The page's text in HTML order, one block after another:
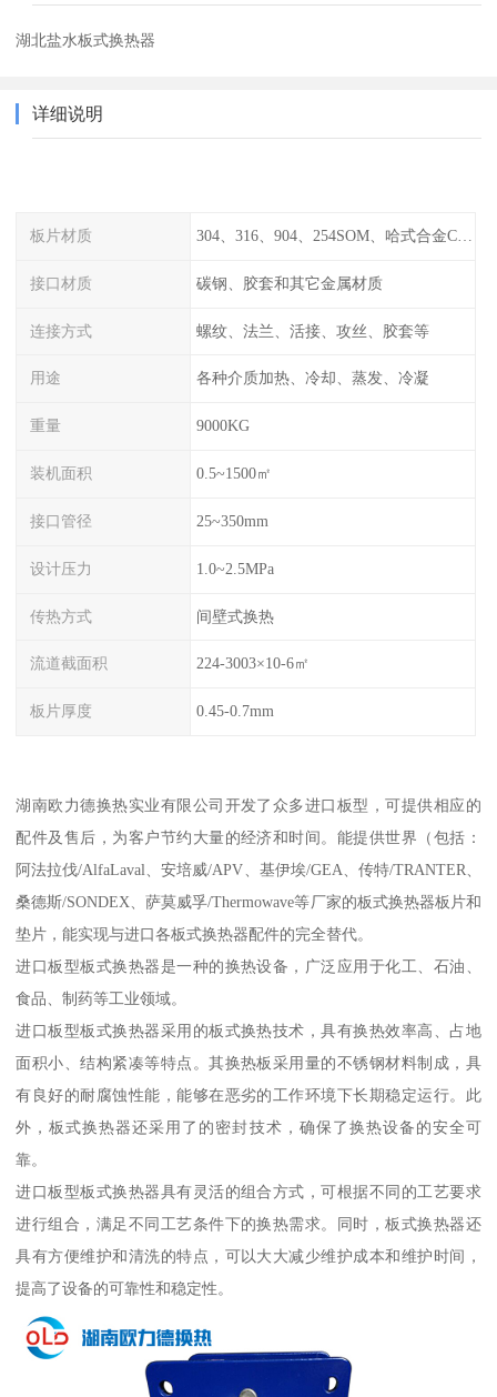
湖北盐水板式换热器
详细说明
板片材质 304、316、904、254SOM、哈式合金C-276、TA1等
接口材质 碳钢、胶套和其它金属材质
连接方式 螺纹、法兰、活接、攻丝、胶套等
用途 各种介质加热、冷却、蒸发、冷凝
重量 9000KG
装机面积 0.5~1500㎡
接口管径 25~350mm
设计压力 1.0~2.5MPa
传热方式 间壁式换热
流道截面积 224-3003×10-6㎡
板片厚度 0.45-0.7mm
湖南欧力德换热实业有限公司开发了众多进口板型，可提供相应的
配件及售后，为客户节约大量的经济和时间。能提供世界（包括：
阿法拉伐/AlfaLaval、安培威/APV、基伊埃/GEA、传特/TRANTER、
桑德斯/SONDEX、萨莫威孚/Thermowave等厂家的板式换热器板片和
垫片，能实现与进口各板式换热器配件的完全替代。
进口板型板式换热器是一种的换热设备，广泛应用于化工、石油、
食品、制药等工业领域。
进口板型板式换热器采用的板式换热技术，具有换热效率高、占地
面积小、结构紧凑等特点。其换热板采用量的不锈钢材料制成，具
有良好的耐腐蚀性能，能够在恶劣的工作环境下长期稳定运行。此
外，板式换热器还采用了的密封技术，确保了换热设备的安全可
靠。
进口板型板式换热器具有灵活的组合方式，可根据不同的工艺要求
进行组合，满足不同工艺条件下的换热需求。同时，板式换热器还
具有方便维护和清洗的特点，可以大大减少维护成本和维护时间，
提高了设备的可靠性和稳定性。